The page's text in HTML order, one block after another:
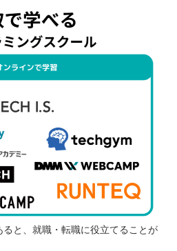
と、就職・転職に役立てることが